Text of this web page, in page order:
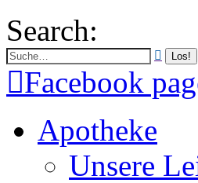
Search:
Facebook
Apotheke
Unsere